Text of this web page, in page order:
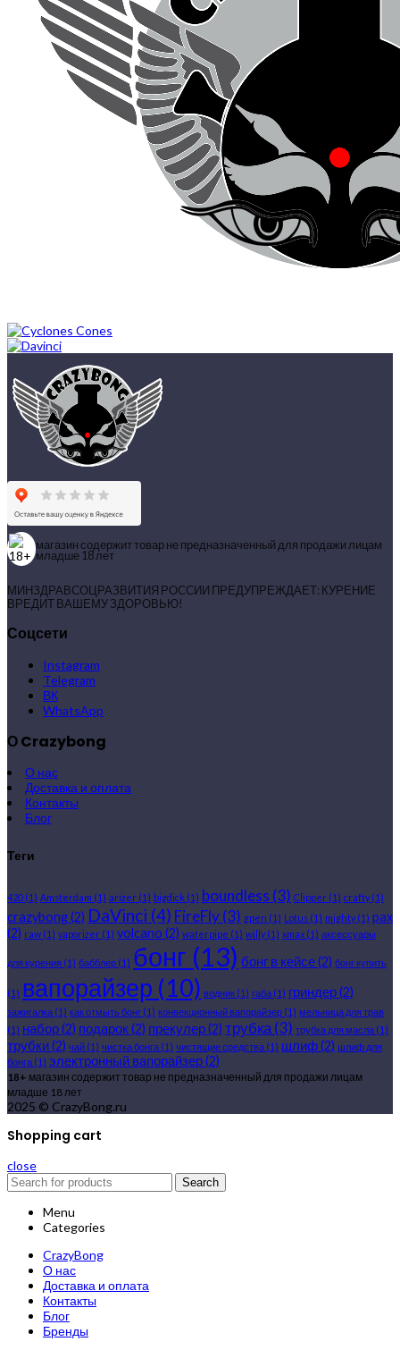
магазин содержит товар не предназначенный для продажи лицам
младше 18 лет
МИНЗДРАВСОЦРАЗВИТИЯ РОССИИ ПРЕДУПРЕЖДАЕТ: КУРЕНИЕ
ВРЕДИТ ВАШЕМУ ЗДОРОВЬЮ!
Соцсети
Instagram
Telegram
ВК
WhatsApp
О Crazybong
О нас
Доставка и оплата
Контакты
Блог
Теги
420 (1) Amsterdam (1) arizer (1) bigdick (1) boundless (3) Clipper (1) crafty(1)
crazybong(2) DaVinci (4) FireFly(3) gpen (1) Lotus (1) mighty(1) pax
(2) raw (1) vaporizer (1) volcano (2) waterpipe (1) willy(1) xmax (1) аксессуары
для курения (1) бабблер (1) бонг (13) бонг в кейсе(2) бонг купить
(1) вапорайзер (10) водник (1) габа (1) гриндер(2)
зажигалка (1) как отмыть бонг (1) конвекционный вапорайзер (1) мельница для трав
(1) набор(2) подарок(2) прекулер(2) трубка(3) трубка для масла (1)
трубки(2) чай (1) чистка бонга (1) чистящие средства (1) шлиф(2) шлиф для
бонга (1) электронный вапорайзер(2)
18+ магазин содержит товар не предназначенный для продажи лицам
младше 18 лет
2025 © CrazyBong.ru
Shopping cart
close
Search
Menu
Categories
CrazyBong
О нас
Доставка и оплата
Контакты
Блог
Бренды